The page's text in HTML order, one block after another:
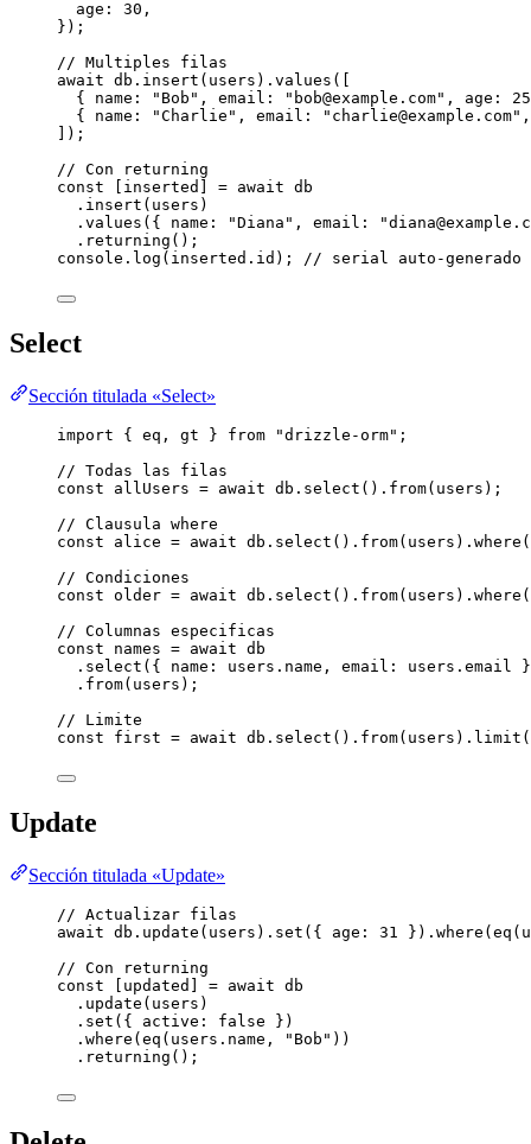
age: 30 ,
});
// Multiples filas
await db . insert (users) . values ([
{ name:
" Bob " , email: " bob@example.com" , age: 25
{ name:
"Charlie " , email: " charlie@example.com"
]);
// Con returning
const [ inserted ] = await db
. insert (users)
. values ({ name: "Diana " , email: "
. returning ();
console . log (inserted . id ); // serial auto-generado
Select
Sección titulada «Select»
import { eq, gt } from "drizzle-orm" ;
// Todas las filas
const allUsers = await db . select () . from(users);
// Clausula where
const alice = await db . select () . from(users) . where (
// Condiciones
const older = await db . select () . from(users) . where (
// Columnas especificas
const names = await db
. select ({ name: users . name , email: users . email
. from(users);
// Limite
const first = await db . select () . from(users) . limit (
Update
Sección titulada «Update»
// Actualizar filas
await db . update (users) . set ({ age: 31 }) . where ( eq
// Con returning
const [ updated ] = await db
. update (users)
. set ({ active: false })
. where ( eq (users . name , " Bob " ))
. returning ();